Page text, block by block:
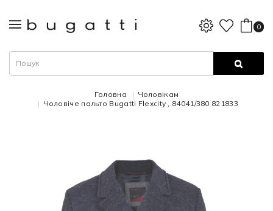
0
Головна
Чоловікам
Чоловіче пальто Bugatti Flexcity , 84041/380 821833